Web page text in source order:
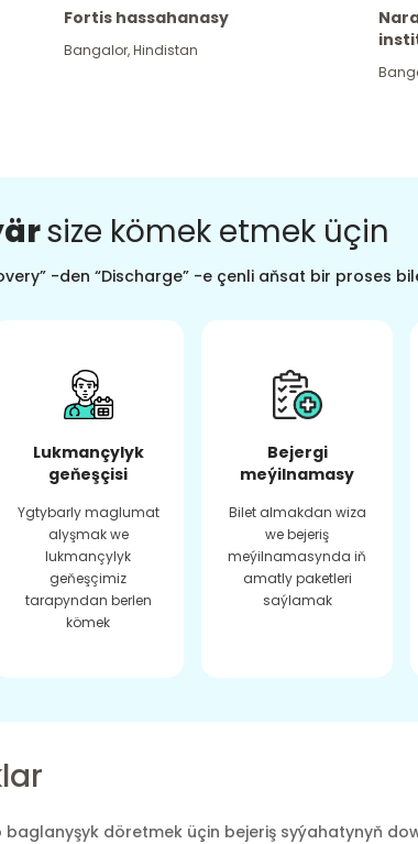
Fortis hassahanasy
Bangalor,Hindistan
size kömek etmek üçin
-den “Discharge” -e çenli aňsat bir proses
Lukmançylyk
geňeşçisi
Ygtybarly maglumat
alyşmak we
lukmançylyk
geňeşçimiz
tarapyndan berlen
kömek
Bejergi
meýilnamasy
Bilet almakdan wiza
we bejeriş
meýilnamasynda iň
amatly paketleri
saýlamak
döretmek üçin bejeriş syýahatynyň